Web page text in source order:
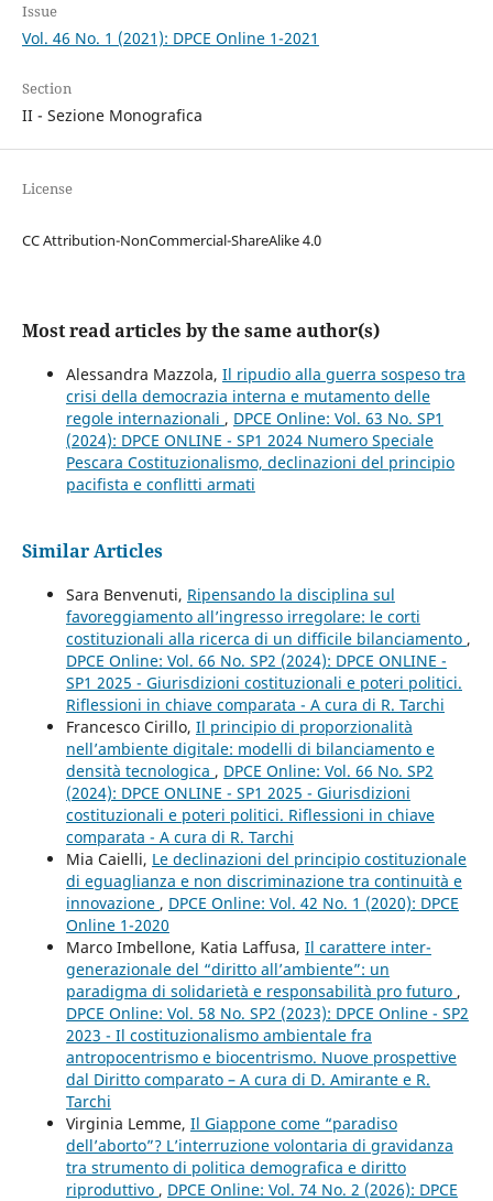
Issue
Vol. 46 No. 1 (2021): DPCE Online 1-2021
Section
II - Sezione Monografica
License
CC Attribution-NonCommercial-ShareAlike 4.0
Most read articles by the same author(s)
Alessandra Mazzola, Il ripudio alla guerra sospeso tra
crisi della democrazia interna e mutamento delle
regole internazionali , DPCE Online: Vol. 63 No. SP1
(2024): DPCE ONLINE - SP1 2024 Numero Speciale
Pescara Costituzionalismo, declinazioni del principio
pacifista e conflitti armati
Similar Articles
Sara Benvenuti, Ripensando la disciplina sul
favoreggiamento all’ingresso irregolare: le corti
costituzionali alla ricerca di un difficile bilanciamento ,
DPCE Online: Vol. 66 No. SP2 (2024): DPCE ONLINE -
SP1 2025 - Giurisdizioni costituzionali e poteri politici.
Riflessioni in chiave comparata - A cura di R. Tarchi
Francesco Cirillo, Il principio di proporzionalità
nell’ambiente digitale: modelli di bilanciamento e
densità tecnologica , DPCE Online: Vol. 66 No. SP2
(2024): DPCE ONLINE - SP1 2025 - Giurisdizioni
costituzionali e poteri politici. Riflessioni in chiave
comparata - A cura di R. Tarchi
Mia Caielli, Le declinazioni del principio costituzionale
di eguaglianza e non discriminazione tra continuità e
innovazione , DPCE Online: Vol. 42 No. 1 (2020): DPCE
Online 1-2020
Marco Imbellone, Katia Laffusa, Il carattere inter-
generazionale del “diritto all’ambiente”: un
paradigma di solidarietà e responsabilità pro futuro ,
DPCE Online: Vol. 58 No. SP2 (2023): DPCE Online - SP2
2023 - Il costituzionalismo ambientale fra
antropocentrismo e biocentrismo. Nuove prospettive
dal Diritto comparato – A cura di D. Amirante e R.
Tarchi
Virginia Lemme, Il Giappone come “paradiso
dell’aborto”? L’interruzione volontaria di gravidanza
tra strumento di politica demografica e diritto
riproduttivo , DPCE Online: Vol. 74 No. 2 (2026): DPCE